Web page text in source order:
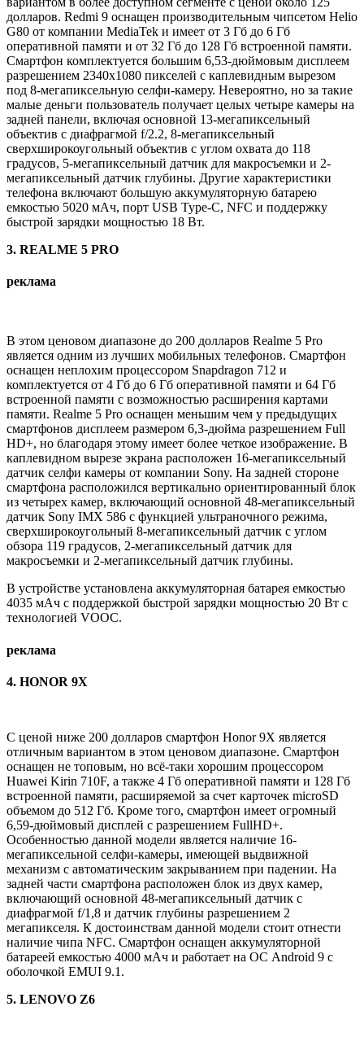
долларов. Redmi 9 оснащен производительным чипсетом Helio
G80 от компании MediaTek и имеет от 3 Гб до 6 Гб
оперативной памяти и от 32 Гб до 128 Гб встроенной памяти.
Смартфон комплектуется большим 6,53-дюймовым дисплеем
разрешением 2340х1080 пикселей с каплевидным вырезом
под 8-мегапиксельную селфи-камеру. Невероятно, но за такие
малые деньги пользователь получает целых четыре камеры на
задней панели, включая основной 13-мегапиксельный
объектив с диафрагмой f/2.2, 8-мегапиксельный
сверхширокоугольный объектив с углом охвата до 118
градусов, 5-мегапиксельный датчик для макросъемки и 2-
мегапиксельный датчик глубины. Другие характеристики
телефона включают большую аккумуляторную батарею
емкостью 5020 мАч, порт USB Type-C, NFC и поддержку
быстрой зарядки мощностью 18 Вт.
3. REALME 5 PRO
реклама
В этом ценовом диапазоне до 200 долларов Realme 5 Pro
является одним из лучших мобильных телефонов. Смартфон
оснащен неплохим процессором Snapdragon 712 и
комплектуется от 4 Гб до 6 Гб оперативной памяти и 64 Гб
встроенной памяти с возможностью расширения картами
памяти. Realme 5 Pro оснащен меньшим чем у предыдущих
смартфонов дисплеем размером 6,3-дюйма разрешением Full
HD+, но благодаря этому имеет более четкое изображение. В
каплевидном вырезе экрана расположен 16-мегапиксельный
датчик селфи камеры от компании Sony. На задней стороне
смартфона расположился вертикально ориентированный блок
из четырех камер, включающий основной 48-мегапиксельный
датчик Sony IMX 586 с функцией ультраночного режима,
сверхширокоугольный 8-мегапиксельный датчик с углом
обзора 119 градусов, 2-мегапиксельный датчик для
макросъемки и 2-мегапиксельный датчик глубины.
В устройстве установлена аккумуляторная батарея емкостью
4035 мАч с поддержкой быстрой зарядки мощностью 20 Вт с
технологией VOOC.
реклама
4. HONOR 9X
С ценой ниже 200 долларов смартфон Honor 9X является
отличным вариантом в этом ценовом диапазоне. Смартфон
оснащен не топовым, но всё-таки хорошим процессором
Huawei Kirin 710F, а также 4 Гб оперативной памяти и 128 Гб
встроенной памяти, расширяемой за счет карточек microSD
объемом до 512 Гб. Кроме того, смартфон имеет огромный
6,59-дюймовый дисплей с разрешением FullHD+.
Особенностью данной модели является наличие 16-
мегапиксельной селфи-камеры, имеющей выдвижной
механизм с автоматическим закрыванием при падении. На
задней части смартфона расположен блок из двух камер,
включающий основной 48-мегапиксельный датчик с
диафрагмой f/1,8 и датчик глубины разрешением 2
мегапикселя. К достоинствам данной модели стоит отнести
наличие чипа NFC. Смартфон оснащен аккумуляторной
батареей емкостью 4000 мАч и работает на ОС Android 9 с
оболочкой EMUI 9.1.
5. LENOVO Z6